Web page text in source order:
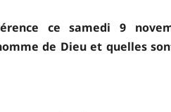
ce samedi 9
de Dieu et quelles